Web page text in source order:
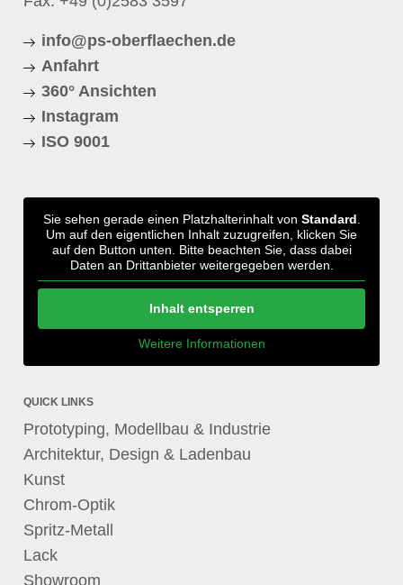
info@ps-oberflaechen.de
Anfahrt
360° Ansichten
Instagram
ISO 9001
Sie sehen gerade einen Platzhalterinhalt von Standard
Um auf den eigentlichen Inhalt zuzugreifen, klicken Sie
auf den Button unten. Bitte beachten Sie, dass dabei
Daten an Drittanbieter weitergegeben werden.
Inhalt entsperren
Weitere Informationen
QUICK LINKS
Prototyping, Modellbau & Industrie
Architektur, Design & Ladenbau
Kunst
Chrom-Optik
Spritz-Metall
Lack
Showroom